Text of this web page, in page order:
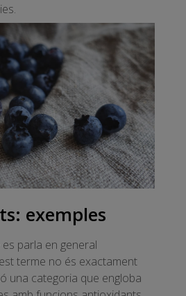
exemples
parla en general
terme no és exactament
una categoria que engloba